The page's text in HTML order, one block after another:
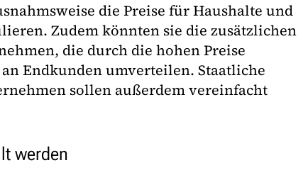
die Preise für Haushalte und
Zudem könnten sie die zusätzlichen
die durch die hohen Preise
Endkunden umverteilen. Staatliche
sollen außerdem vereinfacht
werden